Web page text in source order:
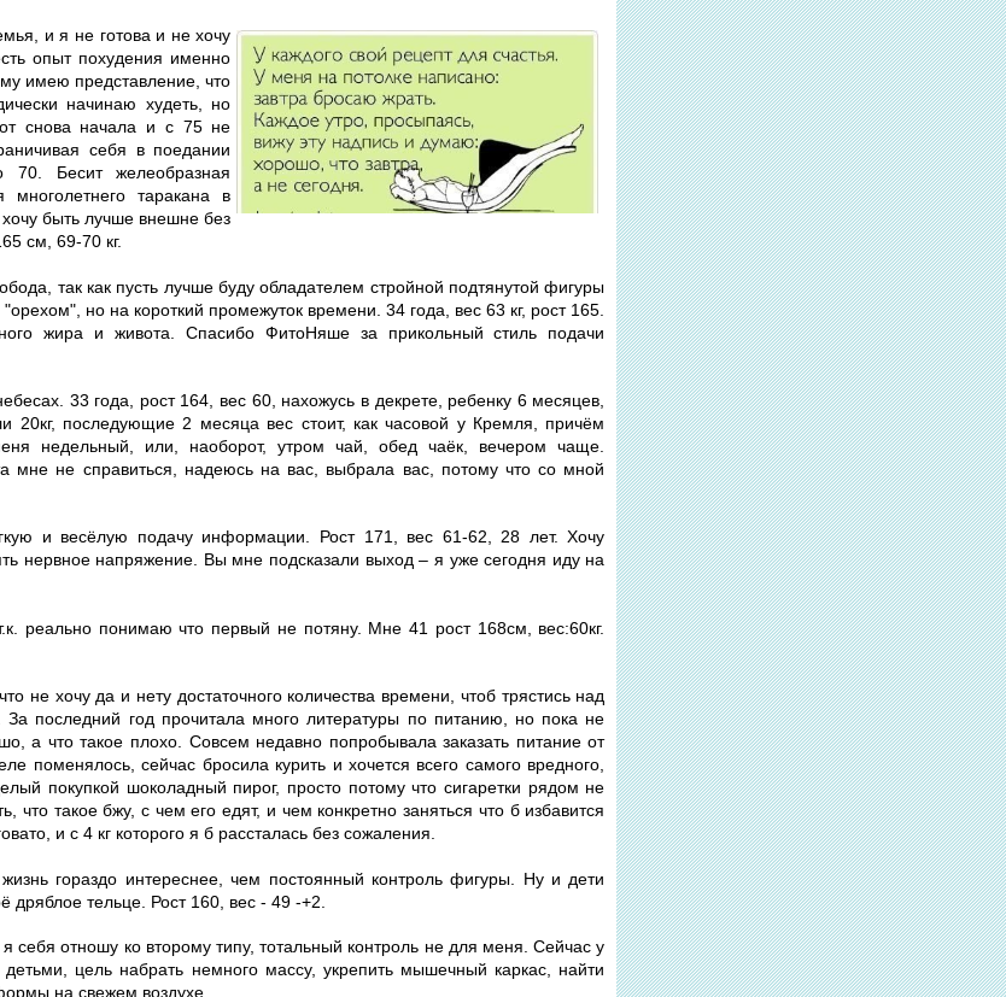
и я не готова и не хочу
опыт похудения именно
имею представление, что
начинаю худеть, но
снова начала и с 75 не
себя в поедании
70. Бесит желеобразная
таракана в
хочу быть лучше внешне без
см, 69-70 кг.
так как пусть лучше буду обладателем стройной подтянутой фигуры
но на короткий промежуток времени. 34 года, вес 63 кг, рост 165.
жира и живота. Спасибо ФитоНяше за прикольный стиль подачи
33 года, рост 164, вес 60, нахожусь в декрете, ребенку 6 месяцев,
20кг, последующие 2 месяца вес стоит, как часовой у Кремля, причём
недельный, или, наоборот, утром чай, обед чаёк, вечером чаще.
мне не справиться, надеюсь на вас, выбрала вас, потому что со мной
и весёлую подачу информации. Рост 171, вес 61-62, 28 лет. Хочу
нервное напряжение. Вы мне подсказали выход – я уже сегодня иду на
реально понимаю что первый не потяну. Мне 41 рост 168см, вес:60кг.
не хочу да и нету достаточного количества времени, чтоб трястись над
последний год прочитала много литературы по питанию, но пока не
а что такое плохо. Совсем недавно попробывала заказать питание от
поменялось, сейчас бросила курить и хочется всего самого вредного,
покупкой шоколадный пирог, просто потому что сигаретки рядом не
что такое бжу, с чем его едят, и чем конкретно заняться что б избавится
и с 4 кг которого я б рассталась без сожаления.
гораздо интереснее, чем постоянный контроль фигуры. Ну и дети
дряблое тельце. Рост 160, вес - 49 -+2.
я себя отношу ко второму типу, тотальный контроль не для меня. Сейчас у
цель набрать немного массу, укрепить мышечный каркас, найти
на свежем воздухе.